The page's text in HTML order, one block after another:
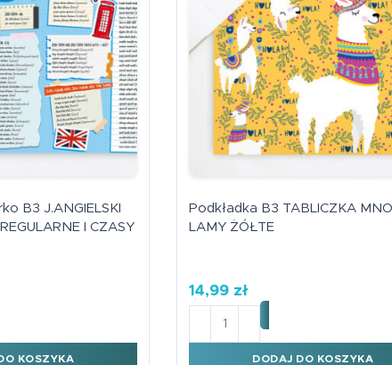
B3 J.ANGIELSKI
I CZASY
biurko B3 J.ANGIELSKI CZASOWNIKI NIEREGULARNE I
KOSZYKA
Podkładka B3 TABLICZKA
LAMY ŻÓŁTE
14,99 zł
ilość Podkładka B3
DODAJ DO KOSZYKA